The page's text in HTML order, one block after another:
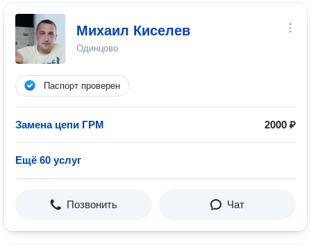
Михаил Киселев
Одинцово
Паспорт проверен
Замена цепи ГРМ 2000 ₽
Ещё 60 услуг
Позвонить Чат